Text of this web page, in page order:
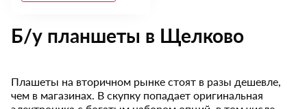
Б/у планшеты в Щелково
Плашеты на вторичном рынке стоят в разы дешевле,
чем в магазинах. В скупку попадает оригинальная